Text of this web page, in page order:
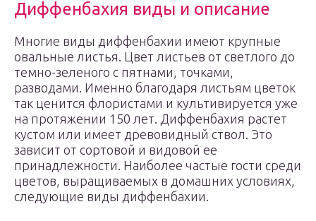
Диффенбахия виды и описание
Многие виды диффенбахии имеют крупные
овальные листья. Цвет листьев от светлого до
темно-зеленого с пятнами, точками,
разводами. Именно благодаря листьям цветок
так ценится флористами и культивируется уже
на протяжении 150 лет. Диффенбахия растет
кустом или имеет древовидный ствол. Это
зависит от сортовой и видовой ее
принадлежности. Наиболее частые гости среди
цветов, выращиваемых в домашних условиях,
следующие виды диффенбахии.